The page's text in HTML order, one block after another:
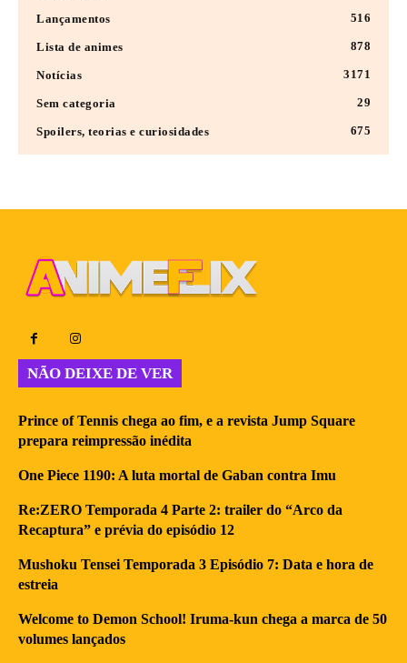
Lançamentos 516
Lista de animes 878
Notícias 3171
Sem categoria 29
Spoilers, teorias e curiosidades 675
NÃO DEIXE DE VER
Prince of Tennis chega ao fim, e a revista Jump Square
prepara reimpressão inédita
One Piece 1190: A luta mortal de Gaban contra Imu
Re:ZERO Temporada 4 Parte 2: trailer do “Arco da
Recaptura” e prévia do episódio 12
Mushoku Tensei Temporada 3 Episódio 7: Data e hora de
estreia
Welcome to Demon School! Iruma-kun chega a marca de 50
volumes lançados